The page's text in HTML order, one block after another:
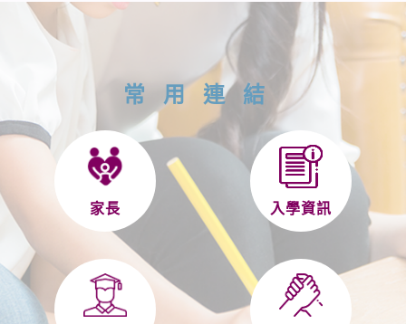
常用連結
家長 入學資訊